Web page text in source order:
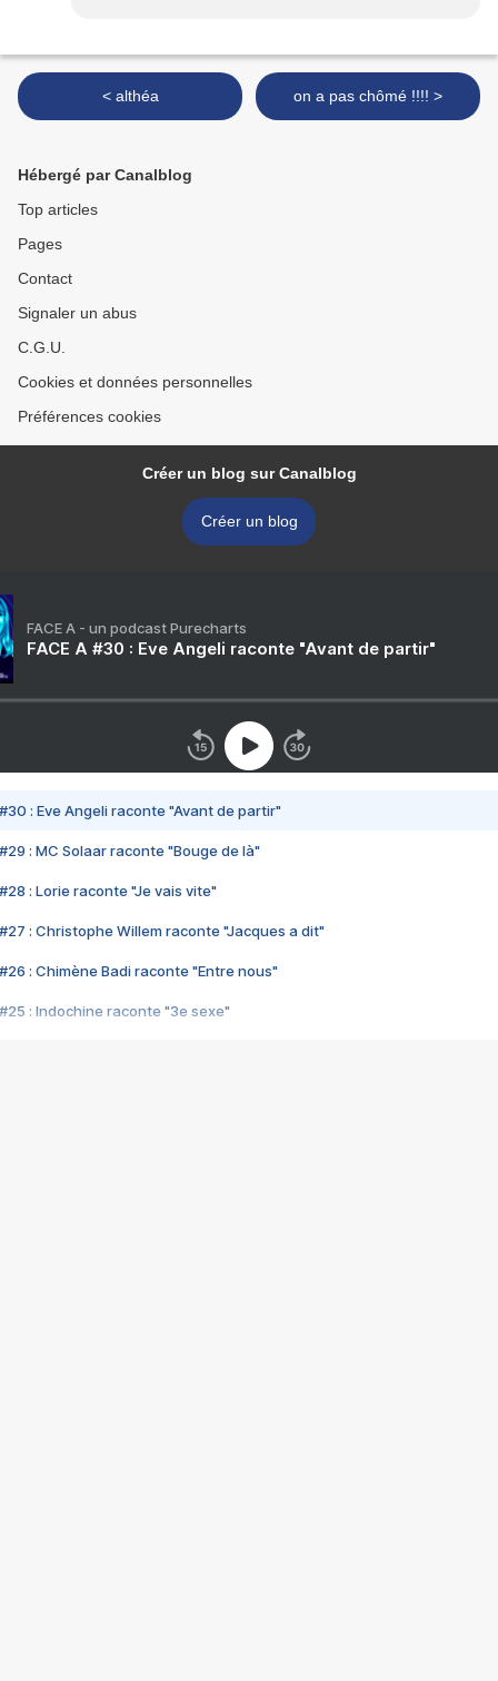
< althéa on a pas chômé !!!! >
Hébergé par Canalblog
Top articles
Pages
Contact
Signaler un abus
C.G.U.
Cookies et données personnelles
Préférences cookies
Créer un blog sur Canalblog
Créer un blog
FACE A - un podcast Purecharts
FACE A #30 : Eve Angeli raconte "Avant de partir"
#30 : Eve Angeli raconte "Avant de partir"
#29 : MC Solaar raconte "Bouge de là"
#28 : Lorie raconte "Je vais vite"
#27 : Christophe Willem raconte "Jacques a dit"
#26 : Chimène Badi raconte "Entre nous"
#25 : Indochine raconte "3e sexe"